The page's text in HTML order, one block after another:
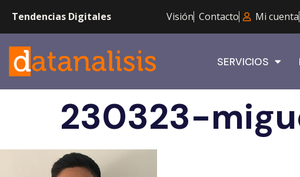
Tendencias Digitales Visión Contacto Mi cuenta
SERVICIOS
230323-